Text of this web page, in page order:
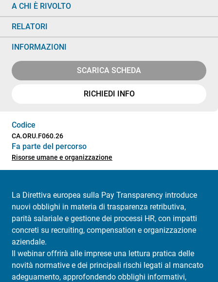
A CHI È RIVOLTO
RELATORI
INFORMAZIONI
SCARICA SCHEDA
RICHIEDI INFO
Codice
CA.ORU.F060.26
Fa parte del percorso
Risorse umane e organizzazione
La Direttiva europea sulla Pay Transparency introduce
nuovi obblighi in materia di trasparenza retributiva,
parità salariale e gestione dei processi HR, con impatti
concreti su recruiting, compensation e organizzazione
aziendale.
Il webinar offrirà alle imprese una lettura pratica delle
novità normative e dei principali rischi legati al mancato
adeguamento, approfondendo obblighi informativi,